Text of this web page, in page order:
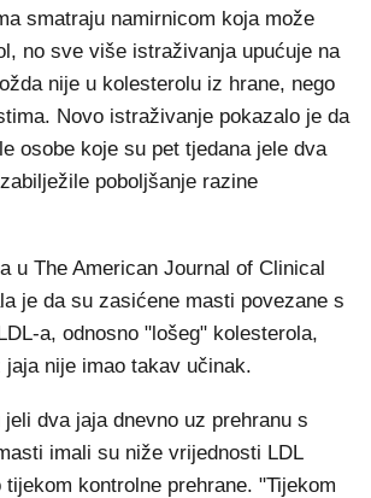
smatraju namirnicom koja može
no sve više istraživanja upućuje na
nije u kolesterolu iz hrane, nego
Novo istraživanje pokazalo je da
osobe koje su pet tjedana jele dva
poboljšanje razine
u The American Journal of Clinical
je da su zasićene masti povezane s
a, odnosno "lošeg" kolesterola,
nije imao takav učinak.
dva jaja dnevno uz prehranu s
imali su niže vrijednosti LDL
tijekom kontrolne prehrane. "Tijekom